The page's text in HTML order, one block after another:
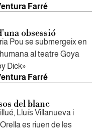
Farré
obsessió
Pou se submergeix en
al teatre Goya
Dick»
Farré
del blanc
Lluís Villanueva i
es riuen de les